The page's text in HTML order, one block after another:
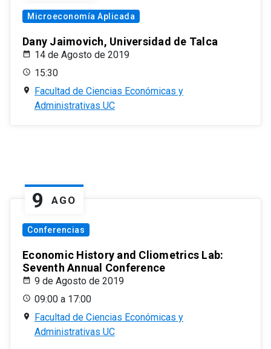
Microeconomía Aplicada
Dany Jaimovich, Universidad de Talca
14 de Agosto de 2019
15:30
Facultad de Ciencias Económicas y
Administrativas UC
9 AGO
Conferencias
Economic History and Cliometrics Lab:
Seventh Annual Conference
9 de Agosto de 2019
09:00 a 17:00
Facultad de Ciencias Económicas y
Administrativas UC